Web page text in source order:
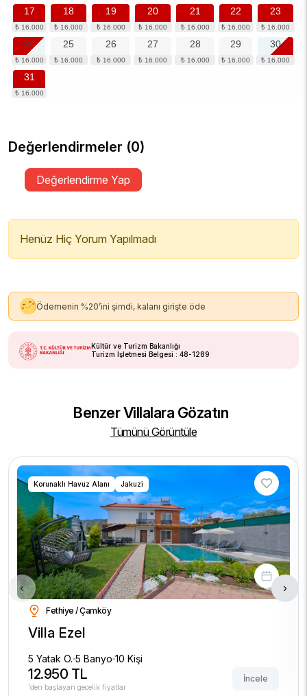
17 18 19 20 21 22 23
24 25 26 27 28 29 30
31
Değerlendirmeler (0)
Değerlendirme Yap
Henüz Hiç Yorum Yapılmadı
Ödemenin %20’ini şimdi, kalanı girişte öde
Kültür ve Turizm Bakanlığı
Turizm İşletmesi Belgesi : 48-1289
Benzer Villalara Gözatın
Tümünü Görüntüle
Korunaklı Havuz Alanı Jakuzi
Fethiye / Çamköy
Villa Ezel
5 Yatak O. 5 Banyo 10 Kişi
12.950 TL
'den başlayan gecelik fiyatlar
İncele
‹ ›